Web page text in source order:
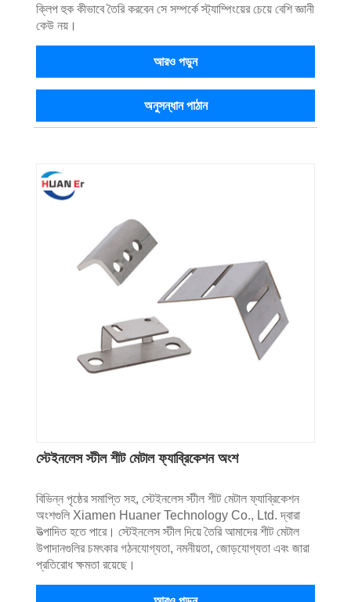
ক্লিপ হুক কীভাবে তৈরি করবেন সে সম্পর্কে স্ট্যাম্পিংয়ের চেয়ে বেশি জ্ঞানী
কেউ নয়।
আরও পড়ুন
অনুসন্ধান পাঠান
স্টেইনলেস স্টীল শীট মেটাল ফ্যাব্রিকেশন অংশ
বিভিন্ন পৃষ্ঠের সমাপ্তি সহ, স্টেইনলেস স্টীল শীট মেটাল ফ্যাব্রিকেশন
অংশগুলি Xiamen Huaner Technology Co., Ltd. দ্বারা
উত্পাদিত হতে পারে। স্টেইনলেস স্টীল দিয়ে তৈরি আমাদের শীট মেটাল
উপাদানগুলির চমৎকার গঠনযোগ্যতা, নমনীয়তা, জোড়যোগ্যতা এবং জারা
প্রতিরোধ ক্ষমতা রয়েছে।